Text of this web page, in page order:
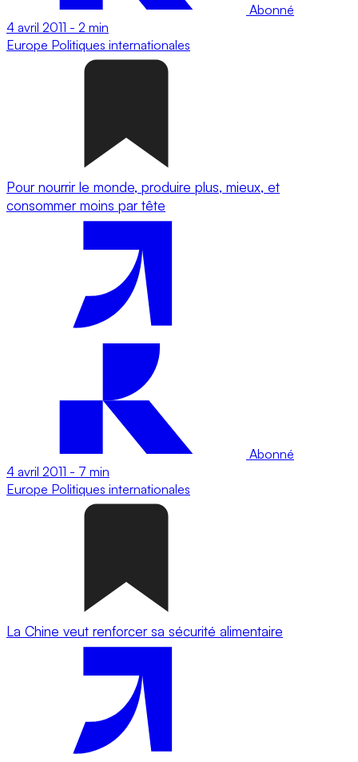
Abonné
4 avril 2011 - 2 min
Europe Politiques internationales
Pour nourrir le monde, produire plus, mieux, et
consommer moins par tête
Abonné
4 avril 2011 - 7 min
Europe Politiques internationales
La Chine veut renforcer sa sécurité alimentaire